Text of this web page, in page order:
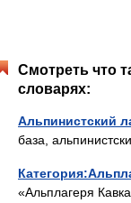
Смотреть что
словарях:
Альпинистский
база,
«Альплагеря